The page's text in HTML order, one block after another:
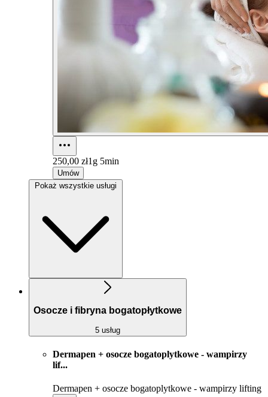
250,00 zł1g 5min
Umów
Osocze i fibryna bogatopłytkowe
5 usług
Dermapen + osocze bogatoplytkowe - wampirzy
lif...
Dermapen + osocze bogatoplytkowe - wampirzy lifting